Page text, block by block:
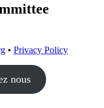
• Privacy Policy
nous